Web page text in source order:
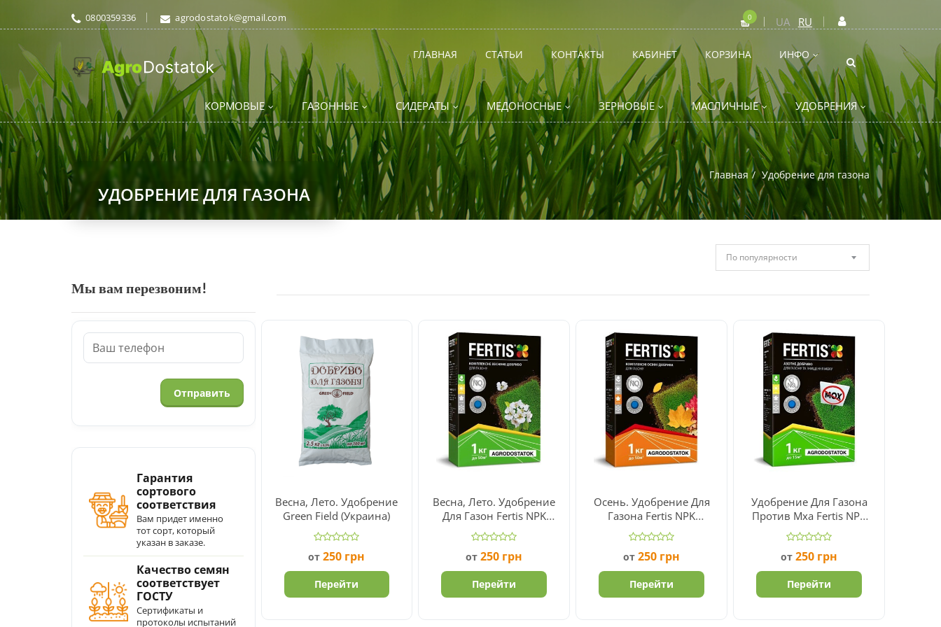
0800359336 agrodostatok@gmail.com UA RU
0
ГЛАВНАЯ СТАТЬИ КОНТАКТЫ КАБИНЕТ КОРЗИНА ИНФО
КОРМОВЫЕ ГАЗОННЫЕ СИДЕРАТЫ МЕДОНОСНЫЕ ЗЕРНОВЫЕ МАСЛИЧНЫЕ УДОБРЕНИЯ
УДОБРЕНИЕ ДЛЯ ГАЗОНА
Главная Удобрение для газона
Весна, Лето. Удобрение
Green Field (Украина)
от250 грн
Перейти
Весна, Лето. Удобрение
Для Газон Fertis NPK
17.6.11
от250 грн
Перейти
Осень. Удобрение Для
Газона Fertis NPK
5.15.30
от250 грн
Перейти
Удобрение Для Газона
Против Мха Fertis NPK
15.0.0+Fe
от250 грн
Перейти
Мы вам перезвоним!
Гарантия
сортового
соответствия
Вам придет именно
тот сорт, который
указан в заказе.
Качество семян
соответствует
ГОСТУ
Сертификаты и
протоколы испытаний